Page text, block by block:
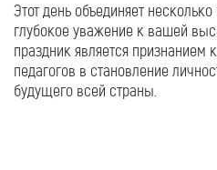
Этот день объединяет
глубокое уважение к вашей
праздник является признанием
педагогов в становление
будущего всей страны.